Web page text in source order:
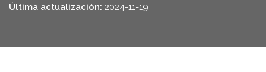
Última actualización: 2024-11-19